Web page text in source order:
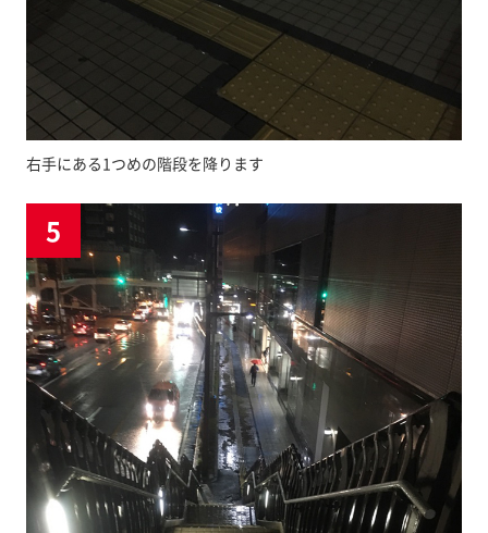
右手にある1つめの階段を降ります
5